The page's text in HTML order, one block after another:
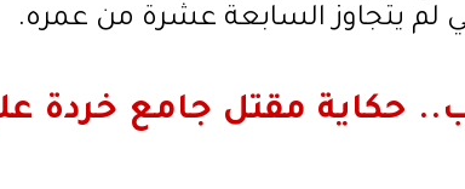
لم يتجاوز السابعة عشرة من عمره.
حكاية مقتل جامع خردة